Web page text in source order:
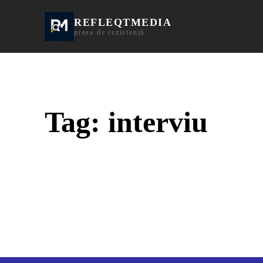
REFLEQTMEDIA
presa de rezistență
Tag: interviu